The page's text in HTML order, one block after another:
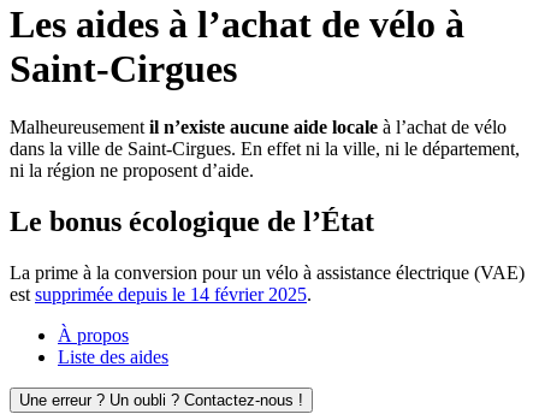
Les aides à l’achat de vélo à
Saint-Cirgues
Malheureusement il n’existe aucune aide locale à l’achat de vélo
dans la ville de Saint-Cirgues. En effet ni la ville, ni le département,
ni la région ne proposent d’aide.
Le bonus écologique de l’État
La prime à la conversion pour un vélo à assistance électrique (VAE)
est supprimée depuis le 14 février 2025.
À propos
Liste des aides
Une erreur ? Un oubli ? Contactez-nous !